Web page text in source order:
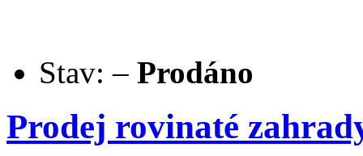
Stav: – Prodáno
Prodej rovinaté